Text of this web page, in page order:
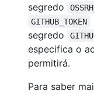
segredo
GITHUB_TOKEN
segredo
especifica o
permitirá.
Para saber